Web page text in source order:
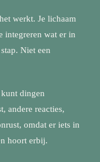
werkt. Je lichaam
integreren wat er in
Niet een
kunt dingen
andere reacties,
omdat er iets in
hoort erbij.